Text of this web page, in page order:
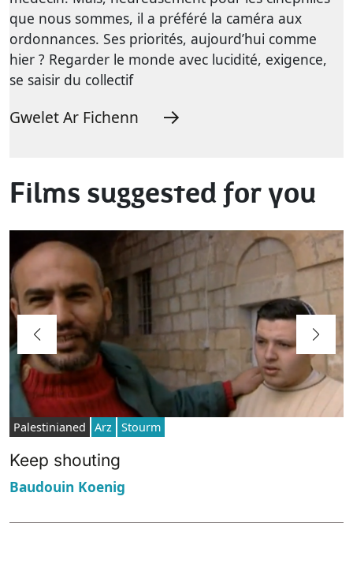
que nous sommes, il a préféré la caméra aux
ordonnances. Ses priorités, aujourd’hui comme
hier ? Regarder le monde avec lucidité, exigence,
se saisir du collectif
Gwelet Ar Fichenn
Films suggested for you
Palestinianed Arz Stourm
Keep shouting
Baudouin Koenig